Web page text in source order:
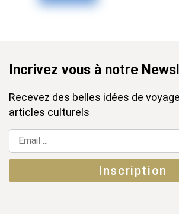
Incrivez vous à notre
Recevez des belles idées de
articles culturels